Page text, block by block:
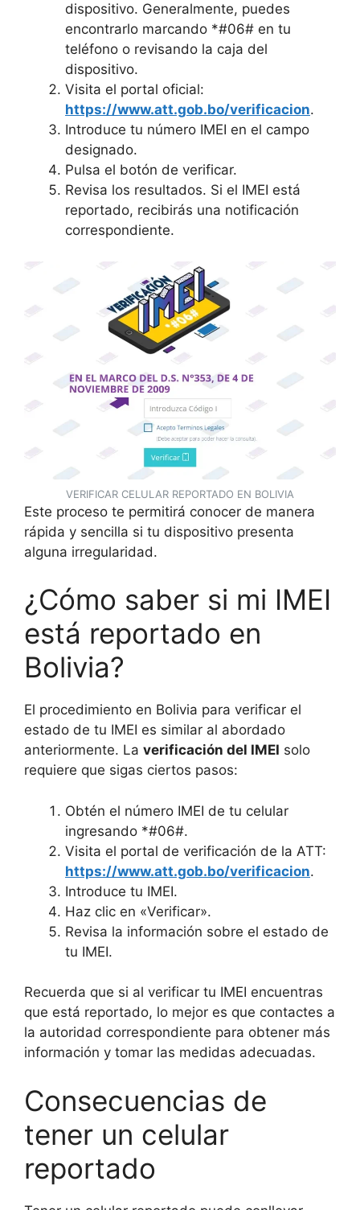
dispositivo. Generalmente, puedes
encontrarlo marcando *#06# en tu
teléfono o revisando la caja del
dispositivo.
Visita el portal oficial:
https://www.att.gob.bo/verificacion.
Introduce tu número IMEI en el campo
designado.
Pulsa el botón de verificar.
Revisa los resultados. Si el IMEI está
reportado, recibirás una notificación
correspondiente.
VERIFICAR CELULAR REPORTADO EN BOLIVIA
Este proceso te permitirá conocer de manera
rápida y sencilla si tu dispositivo presenta
alguna irregularidad.
¿Cómo saber si mi IMEI
está reportado en
Bolivia?
El procedimiento en Bolivia para verificar el
estado de tu IMEI es similar al abordado
anteriormente. La verificación del IMEI solo
requiere que sigas ciertos pasos:
Obtén el número IMEI de tu celular
ingresando *#06#.
Visita el portal de verificación de la ATT:
https://www.att.gob.bo/verificacion.
Introduce tu IMEI.
Haz clic en «Verificar».
Revisa la información sobre el estado de
tu IMEI.
Recuerda que si al verificar tu IMEI encuentras
que está reportado, lo mejor es que contactes a
la autoridad correspondiente para obtener más
información y tomar las medidas adecuadas.
Consecuencias de
tener un celular
reportado